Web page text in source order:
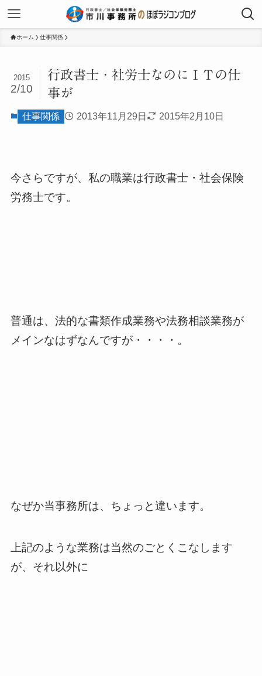
ホーム 仕事関係
行政書士・社労士なのにＩＴの仕
事が
2015
2/10
仕事関係 2013年11月29日 2015年2月10日
今さらですが、私の職業は行政書士・社会保険
労務士です。
普通は、法的な書類作成業務や法務相談業務が
メインなはずなんですが・・・・。
なぜか当事務所は、ちょっと違います。
上記のような業務は当然のごとくこなします
が、それ以外に